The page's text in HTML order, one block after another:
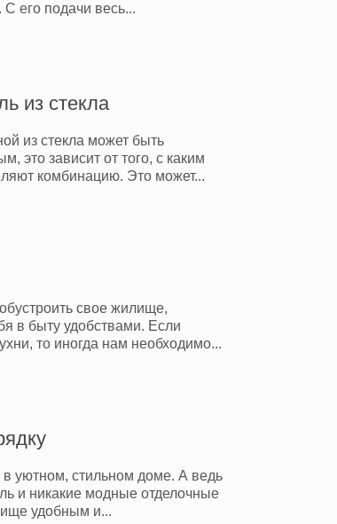
его подачи весь...
из стекла
из стекла может быть
это зависит от того, с каким
комбинацию. Это может...
свое жилище,
в быту удобствами. Если
то иногда нам необходимо...
в уютном, стильном доме. А ведь
и никакие модные отделочные
удобным и...